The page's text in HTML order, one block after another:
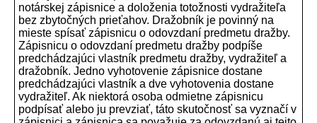
notárskej zápisnice a doloženia totožnosti vydražiteľa
bez zbytočných prieťahov. Dražobník je povinný na
mieste spísať zápisnicu o odovzdaní predmetu dražby.
Zápisnicu o odovzdaní predmetu dražby podpíše
predchádzajúci vlastník predmetu dražby, vydražiteľ a
dražobník. Jedno vyhotovenie zápisnice dostane
predchádzajúci vlastník a dve vyhotovenia dostane
vydražiteľ. Ak niektorá osoba odmietne zápisnicu
podpísať alebo ju prevziať, táto skutočnosť sa vyznačí v